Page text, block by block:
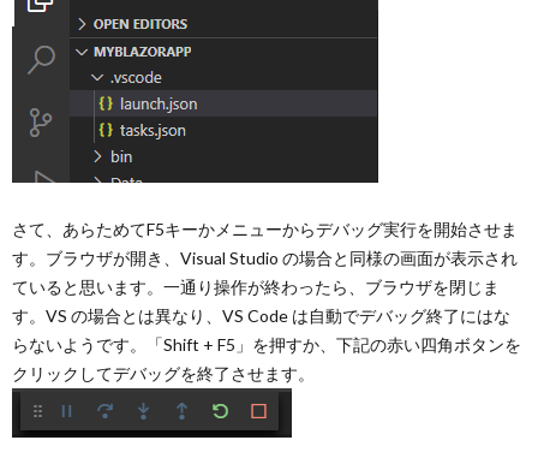
さて、あらためてF5キーかメニューからデバッグ実行を開始させま
す。ブラウザが開き、Visual Studio の場合と同様の画面が表示され
ていると思います。一通り操作が終わったら、ブラウザを閉じま
す。VS の場合とは異なり、VS Code は自動でデバッグ終了にはな
らないようです。「Shift + F5」を押すか、下記の赤い四角ボタンを
クリックしてデバッグを終了させます。